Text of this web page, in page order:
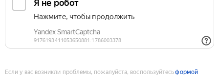
Если у вас возникли проблемы, пожалуйста, воспользуйтесьформой